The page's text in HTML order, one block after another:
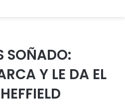
SOÑADO:
Y LE DA EL